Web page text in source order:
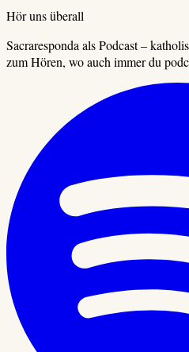
Hör uns überall
Sacraresponda als Podcast –
zum Hören, wo auch immer du